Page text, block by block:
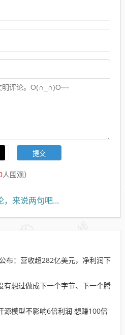
人围观）
，来说两句吧...
布：营收超282亿美元，净利润下
有想过做成下一个字节、下一个腾
源模型不影响6倍利润 想赚100倍